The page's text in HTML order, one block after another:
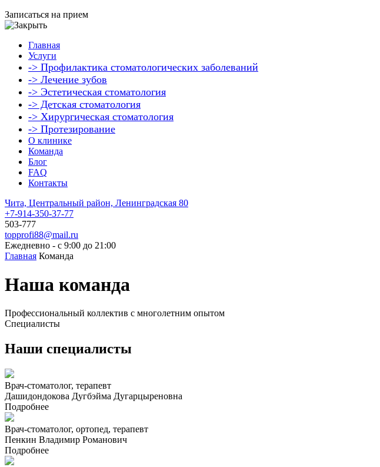
Записаться на прием
Главная
Услуги
-> Профилактика стоматологических заболеваний
-> Лечение зубов
-> Эстетическая стоматология
-> Детская стоматология
-> Хирургическая стоматология
-> Протезирование
О клинике
Команда
Блог
FAQ
Контакты
Чита, Центральный район, Ленинградская 80
+7-914-350-37-77
503-777
topprofi88@mail.ru
Ежедневно - с 9:00 до 21:00
Главная Команда
Наша команда
Профессиональный коллектив с многолетним опытом
Специалисты
Наши специалисты
Врач-стоматолог, терапевт
Дашидондокова Дугбэйма Дугарцыреновна
Подробнее
Врач-стоматолог, ортопед, терапевт
Пенкин Владимир Романович
Подробнее